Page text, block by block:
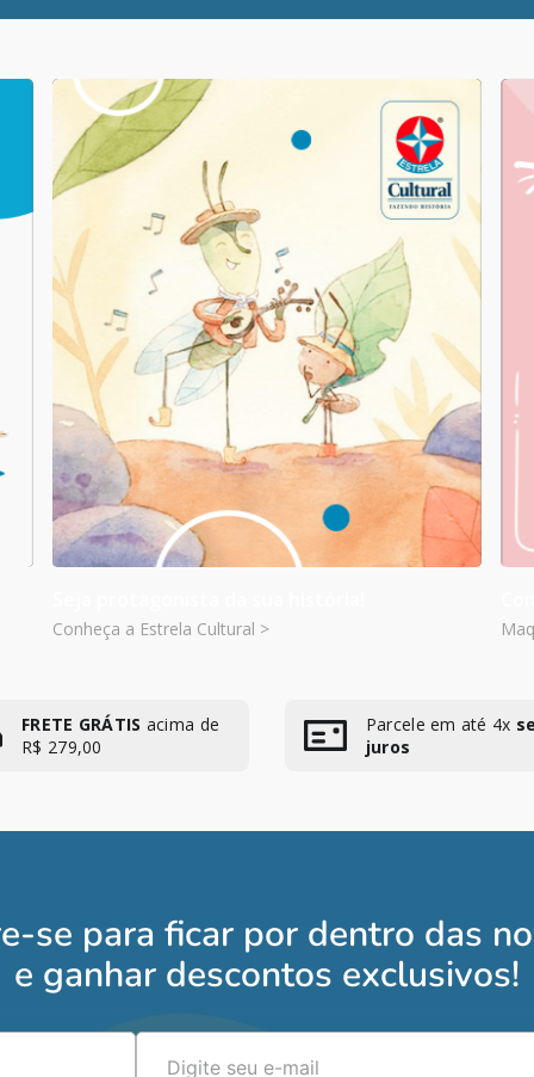
Conheça a Estrela Cultural >
FRETE GRÁTIS acima de
R$ 279,00
Parcele em até 4x
juros
se para ficar por dentro das
e ganhar descontos exclusivos!